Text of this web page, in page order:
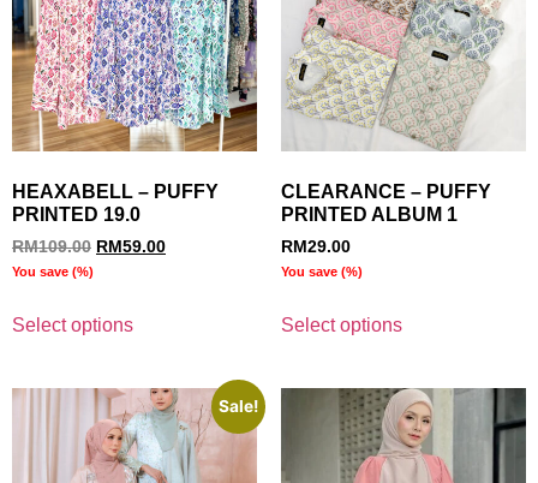
HEAXABELL – PUFFY
PRINTED 19.0
RM109.00 RM 59.00
You save (%)
Select options
CLEARANCE – PUFFY
PRINTED ALBUM 1
RM 29.00
You save (%)
Select options
Sale!